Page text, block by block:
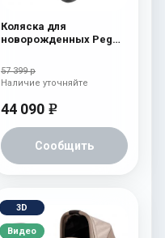
Коляска для
новорожденных Peg
(шасси White/Black)
atmosphere
57 399 р
44 090 e
Сообщить
Наличие уточняйте
3D
Видео